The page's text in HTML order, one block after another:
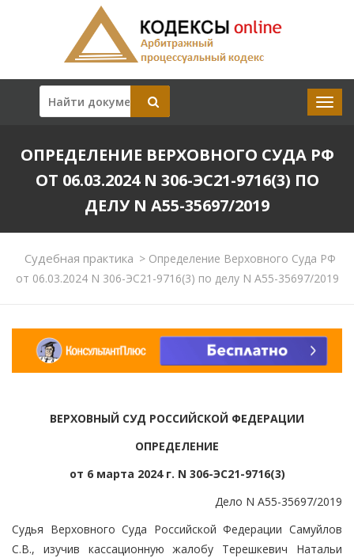
ОПРЕДЕЛЕНИЕ ВЕРХОВНОГО СУДА РФ
ОТ 06.03.2024 N 306-ЭС21-9716(3) ПО
ДЕЛУ N А55-35697/2019
Судебная практика >Определение Верховного Суда РФ
от 06.03.2024 N 306-ЭС21-9716(3) по делу N А55-35697/2019
ВЕРХОВНЫЙ СУД РОССИЙСКОЙ ФЕДЕРАЦИИ
ОПРЕДЕЛЕНИЕ
от 6 марта 2024 г. N 306-ЭС21-9716(3)
Дело N А55-35697/2019
Судья Верховного Суда Российской Федерации Самуйлов
С.В., изучив кассационную жалобу Терешкевич Натальи